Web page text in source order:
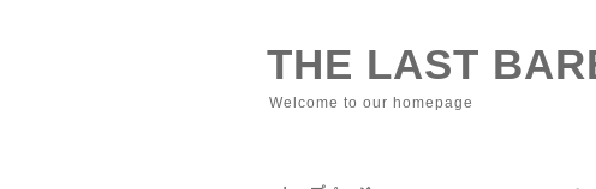
THE LAST
Welcome to our homepage